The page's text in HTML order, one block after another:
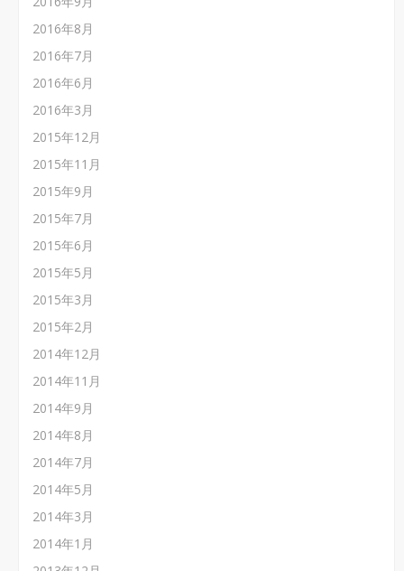
2016年8月
2016年7月
2016年6月
2016年3月
2015年12月
2015年11月
2015年9月
2015年7月
2015年6月
2015年5月
2015年3月
2015年2月
2014年12月
2014年11月
2014年9月
2014年8月
2014年7月
2014年5月
2014年3月
2014年1月